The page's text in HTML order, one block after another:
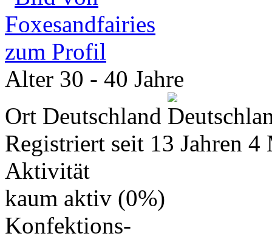
zum Profil
Alter 30 - 40 Jahre
Ort Deutschland
Registriert seit 13 Jahren 4
Aktivität
kaum aktiv (0%)
Konfektions-